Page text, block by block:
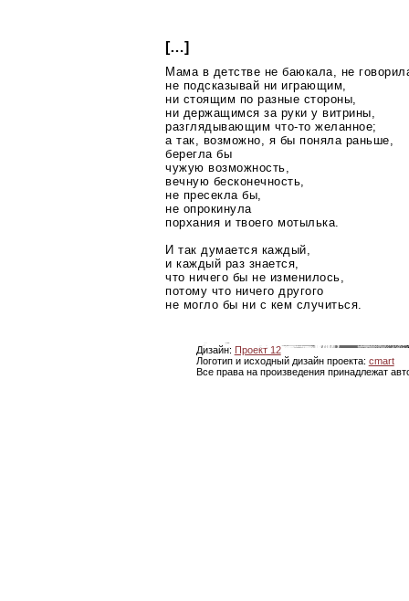
[…]
Мама в детстве не баюкала, не
не подсказывай ни играющим,
ни стоящим по разные стороны,
ни держащимся за руки у витрины,
разглядывающим что-то желанное;
а так, возможно, я бы поняла раньше,
берегла бы
чужую возможность,
вечную бесконечность,
не пресекла бы,
не опрокинула
порхания и твоего мотылька.
И так думается каждый,
и каждый раз знается,
что ничего бы не изменилось,
потому что ничего другого
не могло бы ни с кем случиться.
Дизайн: Проект 12
Логотип и исходный дизайн проекта: cmart
Все права на произведения принадлежат